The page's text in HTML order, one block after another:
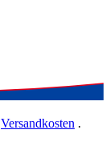
Versandkosten .